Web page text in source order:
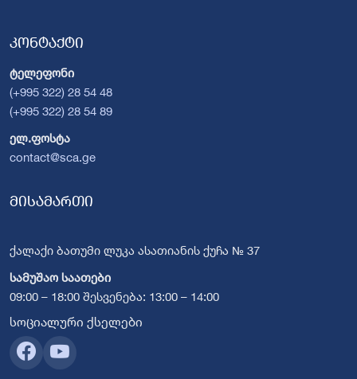
კონტაქტი
ტელეფონი
(+995 322) 28 54 48
(+995 322) 28 54 89
ელ.ფოსტა
contact@sca.ge
მისამართი
ქალაქი ბათუმი ლუკა ასათიანის ქუჩა № 37
სამუშაო საათები
09:00 – 18:00 შესვენება: 13:00 – 14:00
სოციალური ქსელები